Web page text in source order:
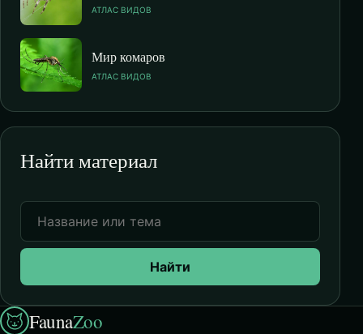
АТЛАС ВИДОВ
Мир комаров
АТЛАС ВИДОВ
Найти материал
Найти
FaunaZoo